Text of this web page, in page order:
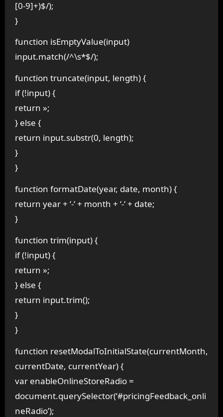
[0-9]+)$/);
}
function isEmptyValue(input)
input.match(/^\s*$/);
function truncate(input, length) {
if (!input) {
return »;
} else {
return input.substr(0, length);
}
}
function formatDate(year, date, month) {
return year + ‘-‘ + month + ‘-‘ + date;
}
function trim(input) {
if (!input) {
return »;
} else {
return input.trim();
}
}
function resetModalToInitialState(currentMonth,
currentDate, currentYear) {
var enableOnlineStoreRadio =
document.querySelector(‘#pricingFeedback_onli
neRadio’);